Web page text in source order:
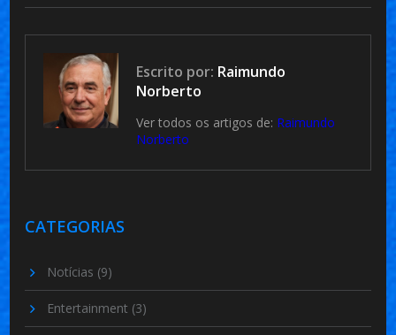
Escrito por: Raimundo
Norberto
Ver todos os artigos de: Raimundo
Norberto
CATEGORIAS
Notícias (9)
Entertainment (3)